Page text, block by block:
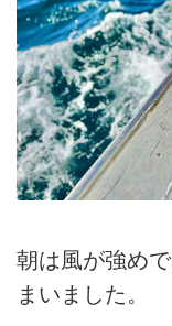
朝は風が強め
まいました。